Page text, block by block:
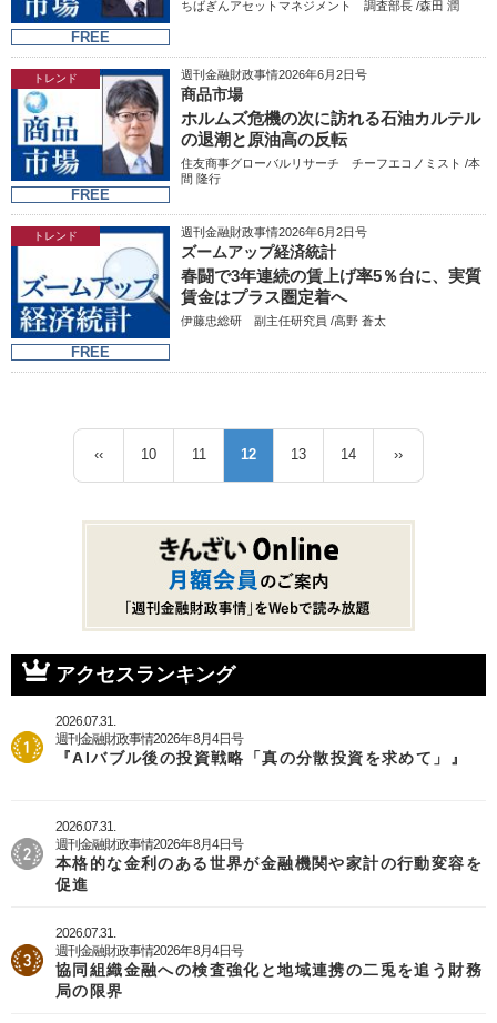
FREE
ちばぎんアセットマネジメント 調査部長 /森田 潤
トレンド
FREE
週刊金融財政事情2026年6月2日号
商品市場
ホルムズ危機の次に訪れる石油カルテル
の退潮と原油高の反転
住友商事グローバルリサーチ チーフエコノミスト /本
間 隆行
トレンド
FREE
週刊金融財政事情2026年6月2日号
ズームアップ経済統計
春闘で3年連続の賃上げ率5％台に、実質
賃金はプラス圏定着へ
伊藤忠総研 副主任研究員 /高野 蒼太
‹‹
10
11
ト
ペ
ー
ジ
12
13
14
››
アクセスランキング
2026.07.31.
週刊金融財政事情2026年8月4日号
『AIバブル後の投資戦略「真の分散投資を求めて」』
2026.07.31.
週刊金融財政事情2026年8月4日号
本格的な金利のある世界が金融機関や家計の行動変容を
促進
2026.07.31.
週刊金融財政事情2026年8月4日号
協同組織金融への検査強化と地域連携の二兎を追う財務
局の限界